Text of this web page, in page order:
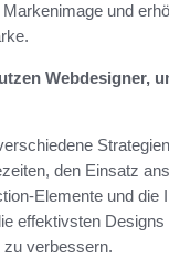
und
Webdesigner,
den Einsatz
Elemente und die
effektivsten
verbessern.